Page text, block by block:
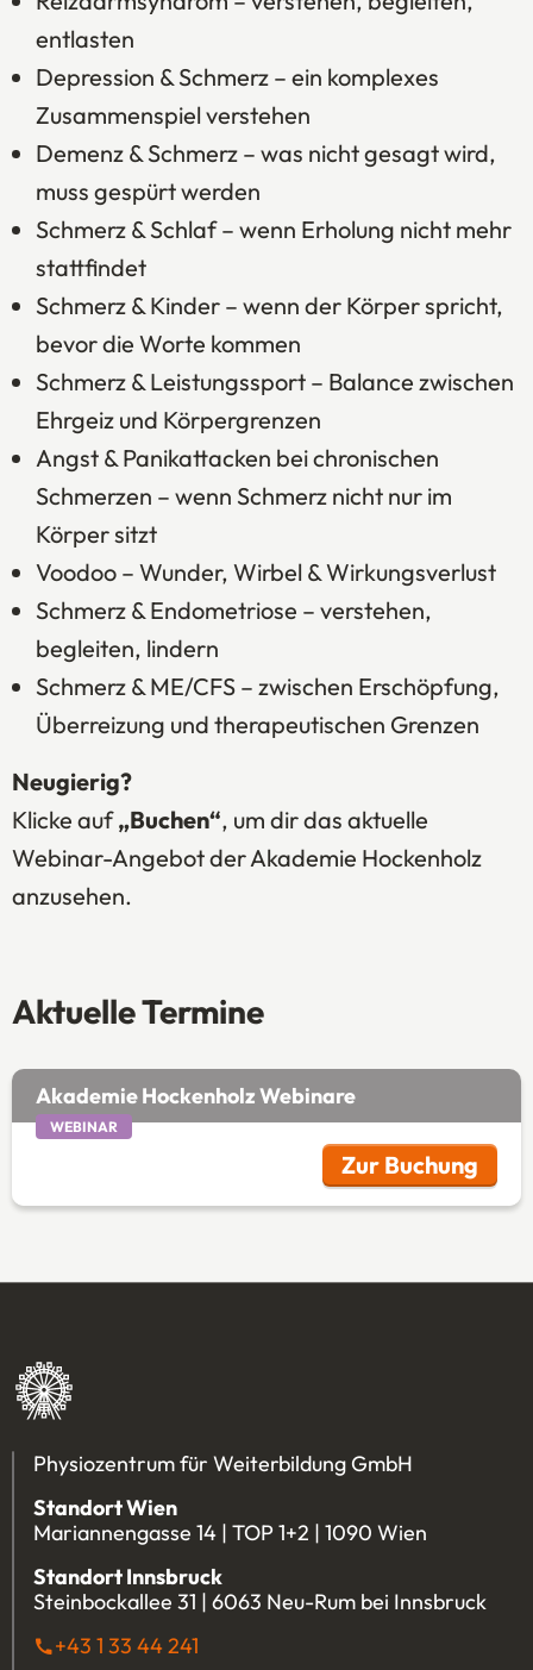
entlasten
Depression & Schmerz – ein komplexes
Zusammenspiel verstehen
Demenz & Schmerz – was nicht gesagt wird,
muss gespürt werden
Schmerz & Schlaf – wenn Erholung nicht mehr
stattfindet
Schmerz & Kinder – wenn der Körper spricht,
bevor die Worte kommen
Schmerz & Leistungssport – Balance zwischen
Ehrgeiz und Körpergrenzen
Angst & Panikattacken bei chronischen
Schmerzen – wenn Schmerz nicht nur im
Körper sitzt
Voodoo – Wunder, Wirbel & Wirkungsverlust
Schmerz & Endometriose – verstehen,
begleiten, lindern
Schmerz & ME/CFS – zwischen Erschöpfung,
Überreizung und therapeutischen Grenzen
Neugierig?
Klicke auf„Buchen“, um dir das aktuelle
Webinar-Angebot der Akademie Hockenholz
anzusehen.
Aktuelle Termine
Akademie Hockenholz Webinare
WEBINAR
Zur Buchung
(Öffnet in
Physiozentrum für Weiterbildung GmbH
Standort Wien
Mariannengasse 14 | TOP 1+2 | 1090 Wien
Standort Innsbruck
Steinbockallee 31 | 6063 Neu-Rum bei Innsbruck
+43 1 33 44 241